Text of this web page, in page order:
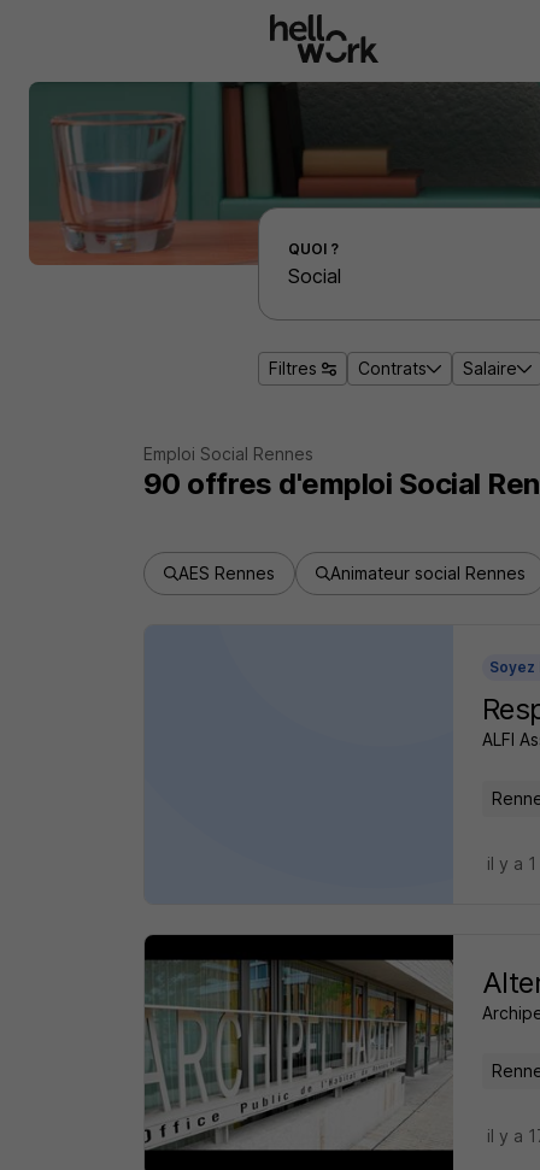
Effectuer une recherche d'emploi par localité
QUOI ?
Filtres Contrats Salaire
Emploi Social Rennes
90 offres d'emploi Social
AES Rennes Animateur social Rennes
Soyez
ALFI
il y a
il y a